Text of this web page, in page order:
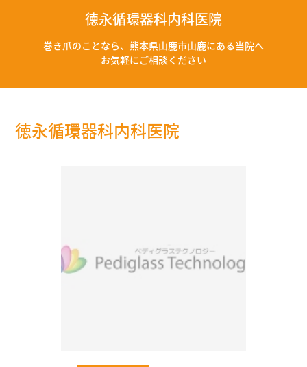
徳永循環器科内科医院
巻き爪のことなら、熊本県山鹿市山鹿にある当院へ
お気軽にご相談ください
徳永循環器科内科医院